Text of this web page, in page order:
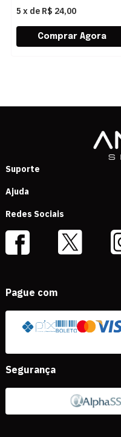
5 x de R$ 24,00
Suporte
Ajuda
Redes Sociais
Pague com
Segurança